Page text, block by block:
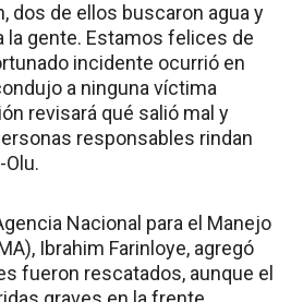
dos de ellos buscaron agua y
la gente. Estamos felices de
incidente ocurrió en
a ninguna víctima
revisará qué salió mal y
responsables rindan
Nacional para el Manejo
Ibrahim Farinloye, agregó
fueron rescatados, aunque el